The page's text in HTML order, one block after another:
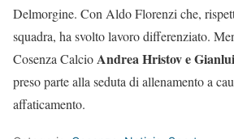
Delmorgine. Con Aldo Florenzi che,
squadra, ha svolto lavoro differenziato.
Cosenza CalcioAndrea Hristov e
preso parte alla seduta di allenamento a
affaticamento.